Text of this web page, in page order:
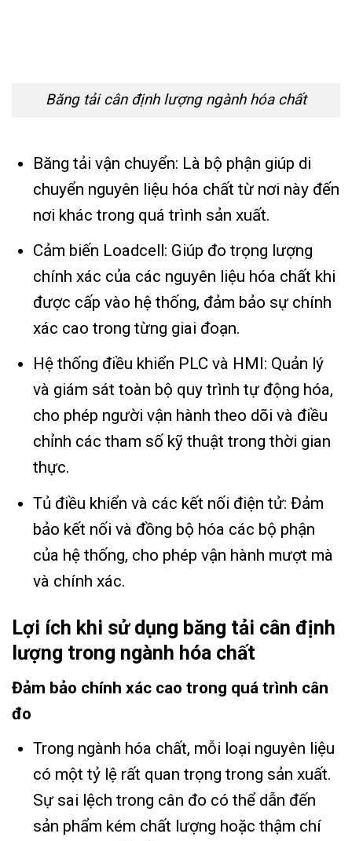
Băng tải cân định lượng ngành hóa chất
Băng tải vận chuyển: Là bộ phận giúp di
chuyển nguyên liệu hóa chất từ nơi này đến
nơi khác trong quá trình sản xuất.
Cảm biến Loadcell: Giúp đo trọng lượng
chính xác của các nguyên liệu hóa chất khi
được cấp vào hệ thống, đảm bảo sự chính
xác cao trong từng giai đoạn.
Hệ thống điều khiển PLC và HMI: Quản lý
và giám sát toàn bộ quy trình tự động hóa,
cho phép người vận hành theo dõi và điều
chỉnh các tham số kỹ thuật trong thời gian
thực.
Tủ điều khiển và các kết nối điện tử: Đảm
bảo kết nối và đồng bộ hóa các bộ phận
của hệ thống, cho phép vận hành mượt mà
và chính xác.
Lợi ích khi sử dụng băng tải cân định
lượng trong ngành hóa chất
Đảm bảo chính xác cao trong quá trình cân
đo
Trong ngành hóa chất, mỗi loại nguyên liệu
có một tỷ lệ rất quan trọng trong sản xuất.
Sự sai lệch trong cân đo có thể dẫn đến
sản phẩm kém chất lượng hoặc thậm chí